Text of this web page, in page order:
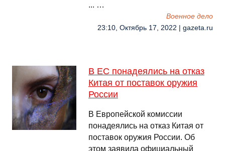
... …
Военное дело
23:10, Октябрь 17, 2022 | gazeta.ru
В ЕС понадеялись на отказ
Китая от поставок оружия
России
В Европейской комиссии
понадеялись на отказ Китая от
поставок оружия России. Об
этом заявила официальный